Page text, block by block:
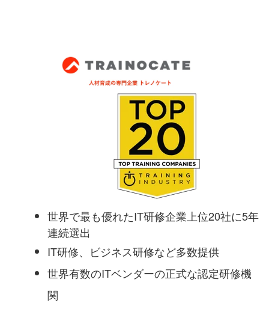
世界で最も優れたIT研修企業上位20社に5年
連続選出
IT研修、ビジネス研修など多数提供
世界有数のITベンダーの正式な認定研修機
関